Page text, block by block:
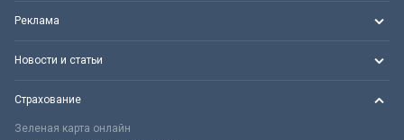
Реклама
Новости и статьи
Страхование
Зеленая карта онлайн